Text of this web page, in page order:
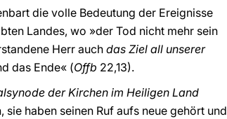
die volle Bedeutung der Ereignisse
Landes, wo »der Tod nicht mehr sein
Herr auch das Ziel all unserer
das Ende« (Offb 22,13).
der Kirchen im Heiligen Land
haben seinen Ruf aufs neue gehört und